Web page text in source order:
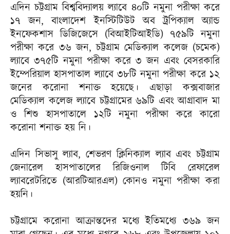
এদিন চট্টগ্রাম বিশ্ববিদ্যালয় ল্যাবে ৪০টি নমুনা পরীক্ষা করে
১৭ জন, বাংলাদেশ ইনস্টিটিউট অব ট্রপিক্যাল অ্যান্ড
ইনফেকশাস ডিজিজেসে (বিআইটিআইডি) ৭৫৯টি নমুনা
পরীক্ষা করে ৩৬ জন, চট্টগ্রাম মেডিক্যাল কলেজ (চমেক)
ল্যাবে ৩৭৫টি নমুনা পরীক্ষা করে ৩ জন এবং বেসরকারি
ইম্পেরিয়াল হাসপাতাল ল্যাবে ৩৮টি নমুনা পরীক্ষা করে ১২
জনের করোনা শনাক্ত হয়েছে। এছাড়া কক্সবাজার
মেডিক্যাল কলেজ ল্যাবে চট্টগ্রামের ৬৯টি এবং আগ্রাবাদ মা
ও শিশু হাসপাতালে ১২টি নমুনা পরীক্ষা করে কারো
করোনা শনাক্ত হয় নি।
এদিন সিভাসু ল্যাব, শেভরণ ক্লিনিক্যাল ল্যাব এবং চট্টগ্রাম
জেনারেল হাসপাতালের রিজিওনাল টিবি রেফারেল
ল্যাবরেটরিতে (আরটিআরএল) কোনও নমুনা পরীক্ষা করা
হয়নি।
চট্টগ্রামে করোনা আক্রান্তদের মধ্যে ইতিমধ্যে ৩৬৯ জন